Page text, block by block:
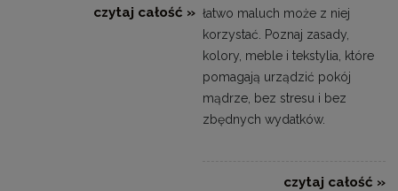
czytaj całość » łatwo maluch może z niej
korzystać. Poznaj zasady,
kolory, meble i tekstylia, które
pomagają urządzić pokój
mądrze, bez stresu i bez
zbędnych wydatków.
czytaj całość »